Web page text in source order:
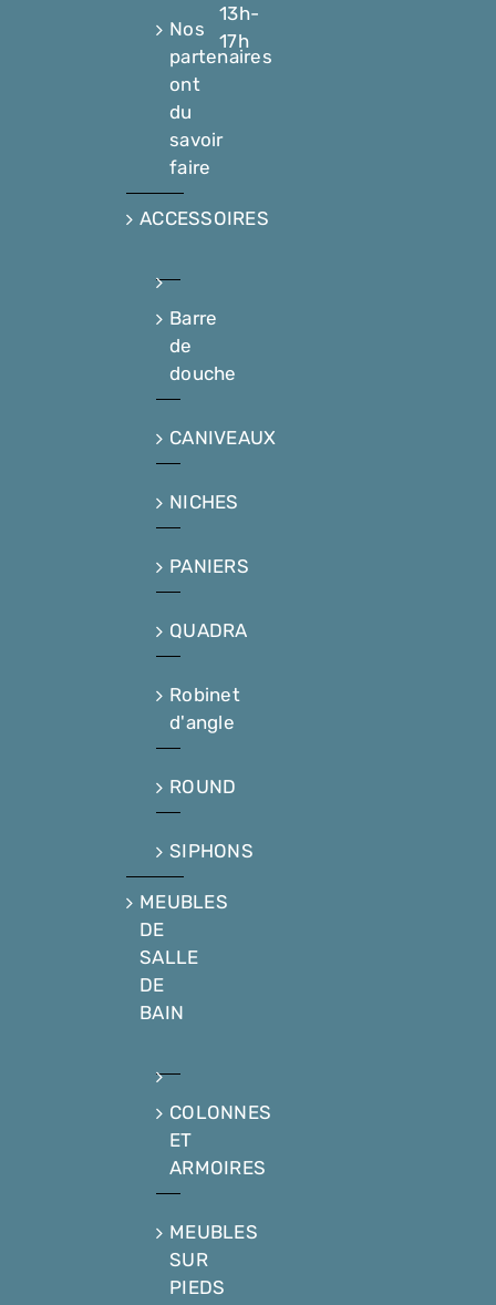
Nos
partenaires
ont
du
savoir
faire
ACCESSOIRES
Barre
de
douche
CANIVEAUX
NICHES
PANIERS
QUADRA
Robinet
d'angle
ROUND
SIPHONS
MEUBLES
DE
SALLE
DE
BAIN
COLONNES
ET
ARMOIRES
MEUBLES
SUR
PIEDS
13h-
17h